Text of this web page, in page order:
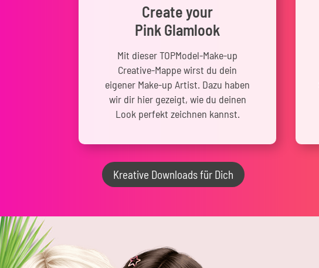
Create your
Pink Glamlook
Mit dieser TOPModel-Make-up
Creative-Mappe wirst du dein
eigener Make-up Artist. Dazu haben
wir dir hier gezeigt, wie du deinen
Look perfekt zeichnen kannst.
Kreative Downloads für Dich